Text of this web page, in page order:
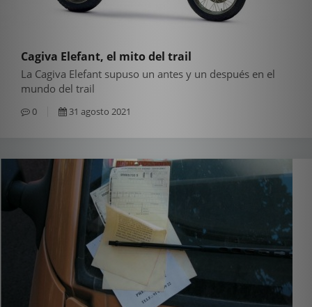
Cagiva Elefant, el mito del trail
La Cagiva Elefant supuso un antes y un después en el
mundo del trail
0 31 agosto 2021